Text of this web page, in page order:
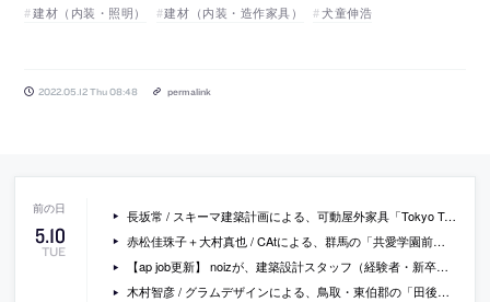
建材（内装・照明）
建材（内装・造作家具） 犬童伸浩
2022.05.12 Thu 08:48 permalink
5.10
TUE
長坂常 / スキーマ建築計画による、可動屋外家具「Tokyo Torch Parkのためのベンチ / テーブル / スツール」。東京駅近くの屋外広場の為に計画、隣接ビルの工事で敷地内の仮囲いが移動し続ける条件に管理者がハンドリフターで移動可能なように設計、コンクリート製脚部は重さがあり安定感にも寄与
赤松佳珠子＋大村真也 / CAtによる、群馬の「共愛学園前橋国際大学5号館」。教育や運営の向上の為に学習・交流・事務の一体化を担う施設、地域と大学の結節点として人々を繋ぐ事も目指して全方向に開いた建築を志向、様々な用途の場を緩やかに繋いで空間をアクティビティで満たす
【ap job更新】 noizが、建築設計スタッフ（経験者・新卒既卒）を募集中
木村智彦 / グラムデザインによる、鳥取・東伯郡の「田後のアトリエ住居」。長閑な環境に建つ作家夫婦の為の住宅で、長い時間を掛け育っていく“素”の状態の建築を求めて素直な形・簡素な素材・素地仕上げの建築を志向、加えて大屋根と大気積居間が安心感と求心力を生み出す